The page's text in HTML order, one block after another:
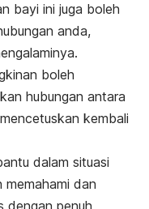
bayi ini juga boleh
anda,
boleh
hubungan antara
kembali
dalam situasi
memahami dan